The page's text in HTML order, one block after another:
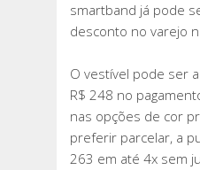
smartband já pode
desconto no varejo
O vestível pode ser
R$ 248 no
nas opções de cor
preferir parcelar, a
263 em até 4x sem